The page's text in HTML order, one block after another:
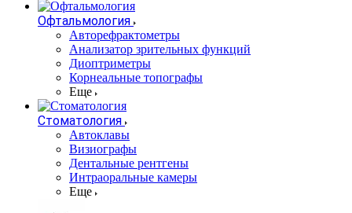
Офтальмология
Авторефрактометры
Анализатор зрительных функций
Диоптриметры
Корнеальные топографы
Еще
Стоматология
Автоклавы
Визиографы
Дентальные рентгены
Интраоральные камеры
Еще